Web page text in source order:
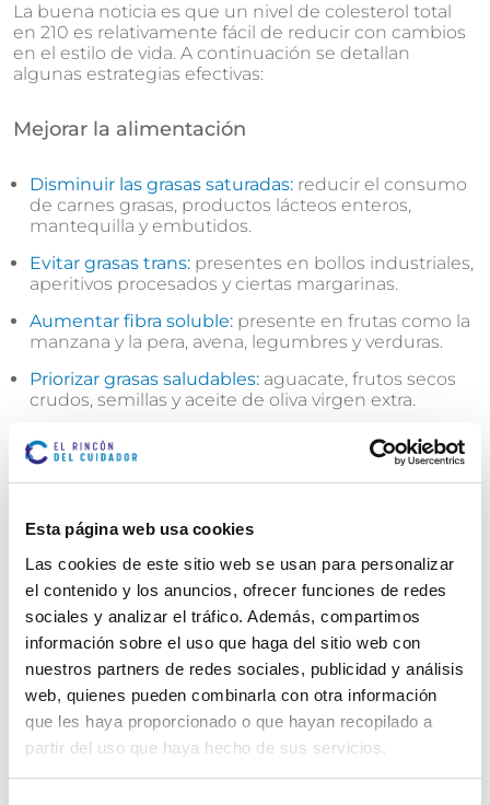
Esta página web usa cookies
Las cookies de este sitio web se usan para personalizar
el contenido y los anuncios, ofrecer funciones de redes
sociales y analizar el tráfico. Además, compartimos
información sobre el uso que haga del sitio web con
nuestros partners de redes sociales, publicidad y análisis
web, quienes pueden combinarla con otra información
que les haya proporcionado o que hayan recopilado a
partir del uso que haya hecho de sus servicios.
La buena noticia es que un nivel de colesterol total
en 210 es relativamente fácil de reducir con cambios
en el estilo de vida. A continuación se detallan
algunas estrategias efectivas:
Mejorar la alimentación
Disminuir las grasas saturadas: reducir el consumo
de carnes grasas, productos lácteos enteros,
mantequilla y embutidos.
Evitar grasas trans: presentes en bollos industriales,
aperitivos procesados y ciertas margarinas.
Aumentar fibra soluble: presente en frutas como la
manzana y la pera, avena, legumbres y verduras.
Priorizar grasas saludables: aguacate, frutos secos
crudos, semillas y aceite de oliva virgen extra.
Consumir pescado azul:
como sardinas, caballa o
salmón, al menos dos veces por semana.
bueno) y reducir el LDL:
Caminar 30 minutos al día
Ejercicios de movilidad o fuerza adaptados a la
edad
Actividades lúdicas como baile, jardinería o
natación suave